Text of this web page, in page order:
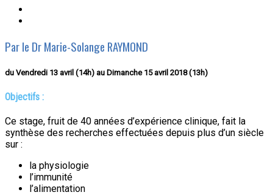
Par le Dr Marie-Solange RAYMOND
du Vendredi 13 avril (14h) au Dimanche 15 avril 2018 (13h)
Objectifs :
Ce stage, fruit de 40 années d’expérience clinique, fait la
synthèse des recherches effectuées depuis plus d’un siècle
sur :
la physiologie
l’immunité
l’alimentation